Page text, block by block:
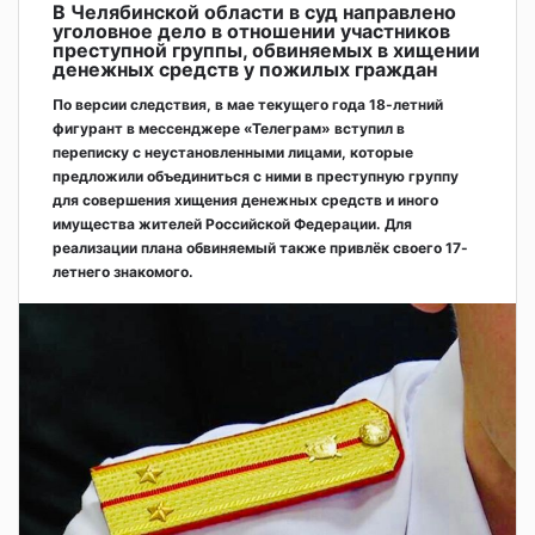
В Челябинской области в суд направлено
уголовное дело в отношении участников
преступной группы, обвиняемых в хищении
денежных средств у пожилых граждан
По версии следствия, в мае текущего года 18-летний
фигурант в мессенджере «Телеграм» вступил в
переписку с неустановленными лицами, которые
предложили объединиться с ними в преступную группу
для совершения хищения денежных средств и иного
имущества жителей Российской Федерации. Для
реализации плана обвиняемый также привлёк своего 17-
летнего знакомого.